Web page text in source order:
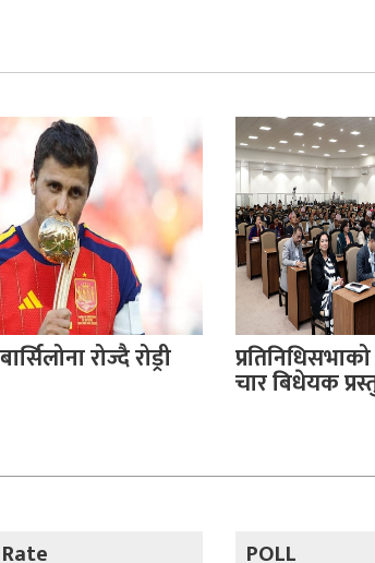
रोज्दै रोड्री
चार बिधेयक
POLL